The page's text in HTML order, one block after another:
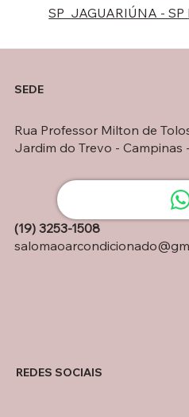
SP JAGUARIÚNA - SP
SEDE
Rua Professor Milton de
Jardim do Trevo - Campinas
(19) 3253-1508
REDES SOCIAIS